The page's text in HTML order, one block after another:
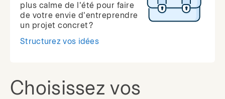
plus calme de l'été pour faire
de votre envie d'entreprendre
un projet concret?
Structurez vos idées
Choisissez vos